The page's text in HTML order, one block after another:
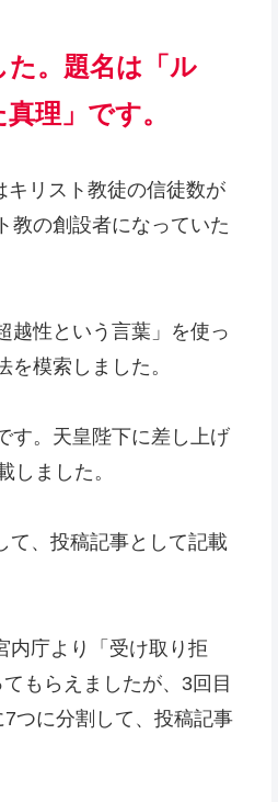
た。題名は「ル
理」です。
キリスト教徒の信徒数が
教の創設者になっていた
越性という言葉」を使っ
模索しました。
す。天皇陛下に差し上げ
しました。
て、投稿記事として記載
内庁より「受け取り拒
もらえましたが、3回目
つに分割して、投稿記事